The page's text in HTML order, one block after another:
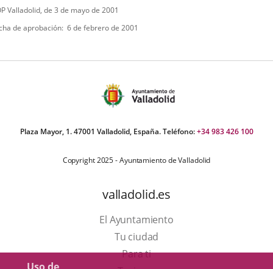
Valladolid, de 3 de mayo de 2001
de aprobación 6 de febrero de 2001
Plaza Mayor, 1. 47001 Valladolid, España. Teléfono:+34 983 426 100
Copyright 2025 - Ayuntamiento de Valladolid
valladolid.es
El Ayuntamiento
Tu ciudad
Para ti